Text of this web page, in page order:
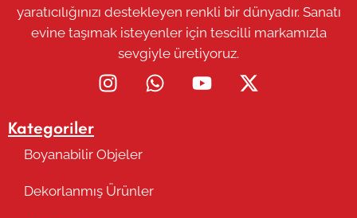
yaratıcılığınızı destekleyen renkli bir dünyadır. Sanatı
evine taşımak isteyenler için tescilli markamızla
sevgiyle üretiyoruz.
Kategoriler
Boyanabilir Objeler
Dekorlanmış Ürünler